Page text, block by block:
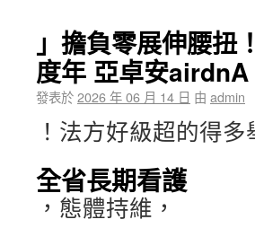
」擔負零展伸腰扭
度年 亞卓安airdnA
發表於2026 年 06 月 14 日 由 admin
！法方好級超的得多
全省長期看護
，態體持維，